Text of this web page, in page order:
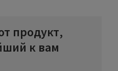
продукт,
к вам